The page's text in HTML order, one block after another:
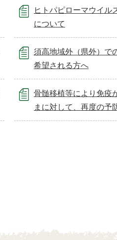
ヒトパピローマウイル
について
須高地域外（県外）で
希望される方へ
骨髄移植等により免疫
まに対して、再度の予